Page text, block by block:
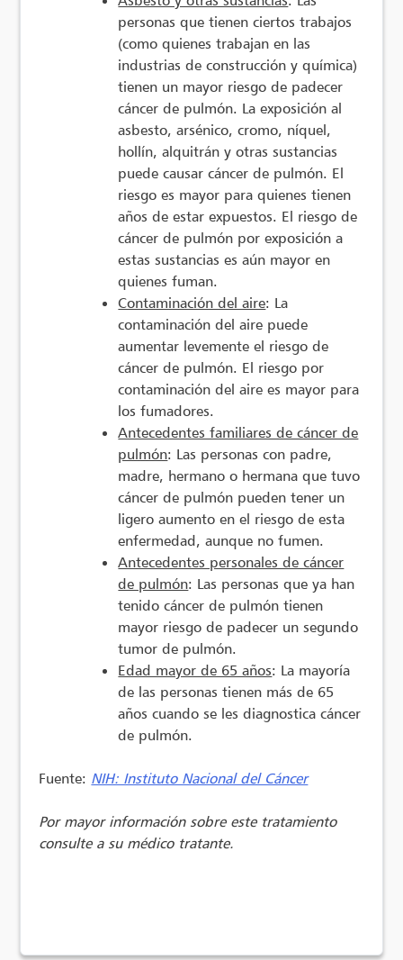
personas que tienen ciertos trabajos
(como quienes trabajan en las
industrias de construcción y química)
tienen un mayor riesgo de padecer
cáncer de pulmón. La exposición al
asbesto, arsénico, cromo, níquel,
hollín, alquitrán y otras sustancias
puede causar cáncer de pulmón. El
riesgo es mayor para quienes tienen
años de estar expuestos. El riesgo de
cáncer de pulmón por exposición a
estas sustancias es aún mayor en
quienes fuman.
Contaminación del aire: La
contaminación del aire puede
aumentar levemente el riesgo de
cáncer de pulmón. El riesgo por
contaminación del aire es mayor para
los fumadores.
Antecedentes familiares de cáncer de
pulmón: Las personas con padre,
madre, hermano o hermana que tuvo
cáncer de pulmón pueden tener un
ligero aumento en el riesgo de esta
enfermedad, aunque no fumen.
Antecedentes personales de cáncer
de pulmón: Las personas que ya han
tenido cáncer de pulmón tienen
mayor riesgo de padecer un segundo
tumor de pulmón.
Edad mayor de 65 años: La mayoría
de las personas tienen más de 65
años cuando se les diagnostica cáncer
de pulmón.
Fuente: NIH: Instituto Nacional del Cáncer
Por mayor información sobre este tratamiento
consulte a su médico tratante.